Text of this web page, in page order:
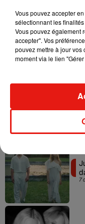
Une publication
La chaîne CW, qui
son côté, confirmé la
années de diffusion,
7
Vous pouvez accepter
sélectionnant les
Vous pouvez également
accepter". Vos
pouvez mettre à jour vos
moment via le lien